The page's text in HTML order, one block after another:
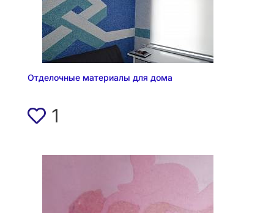
Отделочные материалы для дома
1